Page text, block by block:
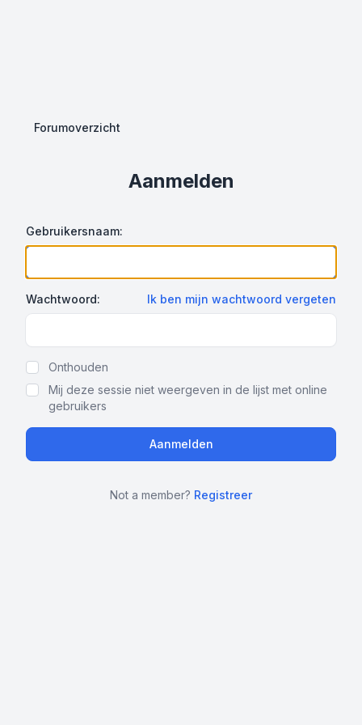
Forumoverzicht
Aanmelden
Gebruikersnaam:
Wachtwoord: Ik ben mijn wachtwoord vergeten
Onthouden
Mij deze sessie niet weergeven in de lijst met online
gebruikers
Not a member? Registreer